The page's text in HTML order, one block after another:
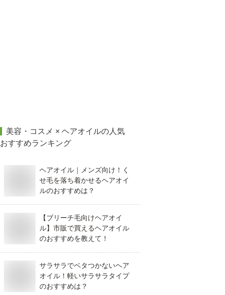
美容・コスメ × ヘアオイルの人気
おすすめランキング
ヘアオイル｜メンズ向け！く
せ毛を落ち着かせるヘアオイ
ルのおすすめは？
【ブリーチ毛向けヘアオイ
ル】市販で買えるヘアオイル
のおすすめを教えて！
サラサラでベタつかないヘア
オイル！軽いサラサラタイプ
のおすすめは？